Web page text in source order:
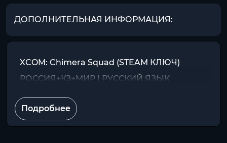
ДОПОЛНИТЕЛЬНАЯ ИНФОРМАЦИЯ:
XCOM: Chimera Squad (STEAM КЛЮЧ)
РОССИЯ+КЗ+МИР | РУССКИЙ ЯЗЫК
Подробнее